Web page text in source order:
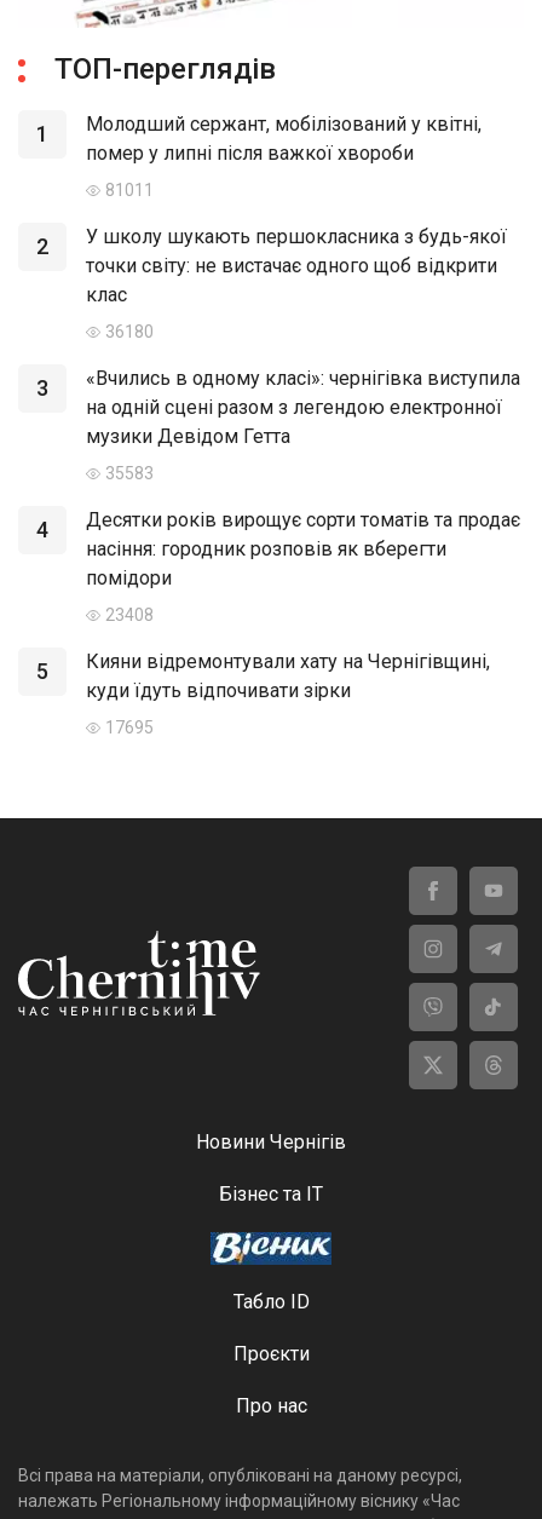
ТОП-переглядів
1
Молодший сержант, мобілізований у квітні,
помер у липні після важкої хвороби
81011
2
У школу шукають першокласника з будь-якої
точки світу: не вистачає одного щоб відкрити
клас
36180
3
«Вчились в одному класі»: чернігівка виступила
на одній сцені разом з легендою електронної
музики Девідом Гетта
35583
4
Десятки років вирощує сорти томатів та продає
насіння: городник розповів як вберегти
помідори
23408
5
Кияни відремонтували хату на Чернігівщині,
куди їдуть відпочивати зірки
17695
Новини Чернігів
Бізнес та ІТ
Табло ID
Проєкти
Про нас
Всі права на матеріали, опубліковані на даному ресурсі,
належать Регіональному інформаційному віснику «Час